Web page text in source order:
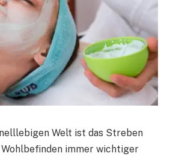
Welt ist das Streben
Wohlbefinden immer wichtiger